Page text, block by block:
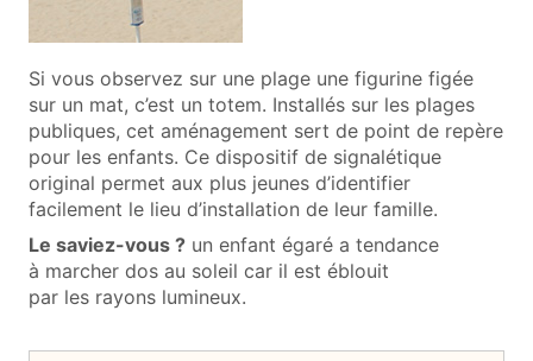
Si vous observez sur une plage une figurine figée
sur un mat, c’est un totem. Installés sur les plages
publiques, cet aménagement sert de point de repère
pour les enfants. Ce dispositif de signalétique
original permet aux plus jeunes d’identifier
facilement le lieu d’installation de leur famille.
Le saviez-vous ? un enfant égaré a tendance
à marcher dos au soleil car il est éblouit
par les rayons lumineux.